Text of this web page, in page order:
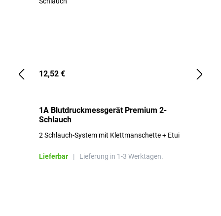
12,52 €
1A Blutdruckmessgerät Premium 2-
Schlauch
2 Schlauch-System mit Klettmanschette + Etui
Lieferbar | Lieferung in 1-3 Werktagen.